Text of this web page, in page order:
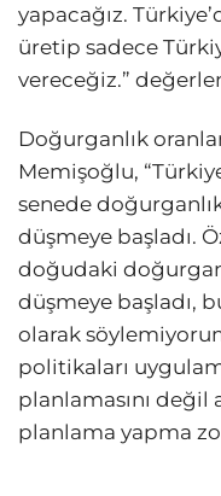
yapacağız.
üretip sadece
vereceğiz.”
Doğurganlık
Memişoğlu,
senede doğurganlık
düşmeye başladı.
doğudaki
düşmeye başladı,
olarak
politikaları
planlamasını
planlama yapma